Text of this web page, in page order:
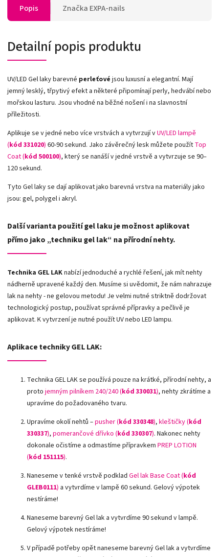
Popis Značka EXPA-nails
Detailní popis produktu
UV/LED Gel laky barevné perleťové jsou luxusní a elegantní. Mají
jemný lesklý, třpytivý efekt a některé připomínají perly, hedvábí nebo
mořskou lasturu. Jsou vhodné na běžné nošení i na slavnostní
příležitosti.
Aplikuje se v jedné nebo více vrstvách a vytvrzují vUV/LED lampě
(kód 331020) 60-90 sekund. Jako závěrečný lesk můžete použít Top
Coat (kód 500100), který se nanáší v jedné vrstvě a vytvrzuje se 90–
120 sekund.
Tyto Gel laky se dají aplikovat jako barevná vrstva na materiály jako
jsou: gel, polygel i akryl.
Další varianta použití gel laku je možnost aplikovat
přímo jako „techniku gel lak“ na přírodní nehty.
Technika GEL LAKnabízí jednoduché a rychlé řešení, jak mít nehty
nádherně upravené každý den. Musíme si uvědomit, že nám nahrazuje
lak na nehty - ne gelovou metodu! Je velmi nutné striktně dodržovat
technologický postup, používat správné přípravky a pečlivě je
aplikovat. K vytvrzení je nutné použít UV nebo LED lampu.
Aplikace techniky GEL LAK:
Technika GEL LAK se používá pouze na krátké, přírodní nehty, a
proto jemným pilníkem 240/240 (kód 330031), nehty zkrátíme a
upravíme do požadovaného tvaru.
Upravíme okolí nehtů –pusher (kód 330348), kleštičky (kód
330337), pomerančové dřívko (kód 330307). Nakonec nehty
dokonale očistíme a odmastíme přípravkem PREP LOTION
(kód 151115).
Naneseme v tenké vrstvě podklad Gel lak Base Coat (kód
GLEB0111) a vytvrdíme v lampě 60 sekund. Gelový výpotek
nestíráme!
Naneseme barevný Gel lak a vytvrdíme 90 sekund v lampě.
Gelový výpotek nestíráme!
V případě potřeby opět naneseme barevný Gel lak a vytvrdíme